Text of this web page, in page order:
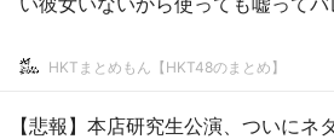
HKTまとめもん【HKT48のまとめ】
【悲報】本店研究生公演、ついにネ